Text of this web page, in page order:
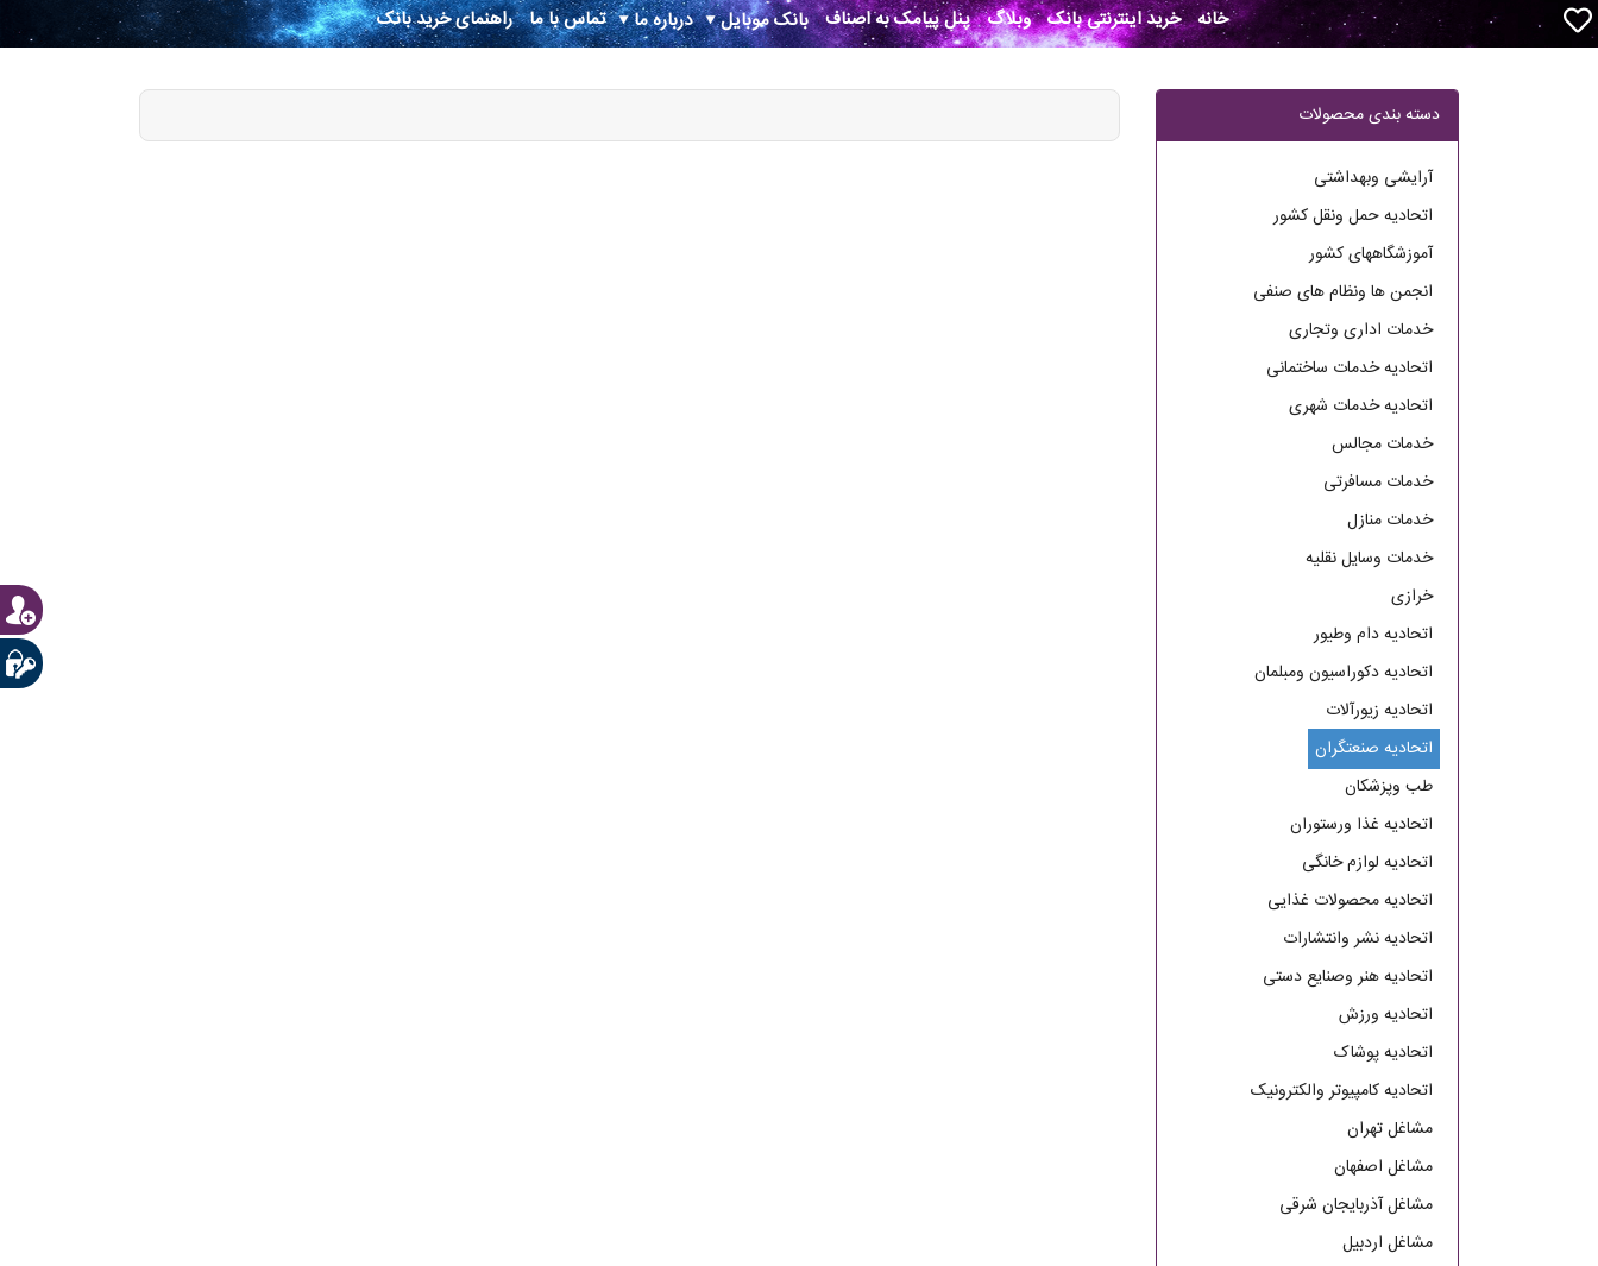
خانه خرید اینترنتی بانک وبلاگ پنل پیامک به اصناف بانک موبایل درباره ما تماس با ما راهنمای خرید بانک
دسته بندی محصولات
آرایشی وبهداشتی
اتحادیه حمل ونقل کشور
آموزشگاههای کشور
انجمن ها ونظام های صنفی
خدمات اداری وتجاری
اتحادیه خدمات ساختمانی
اتحادیه خدمات شهری
خدمات مجالس
خدمات مسافرتی
خدمات منازل
خدمات وسایل نقلیه
خرازی
اتحادیه دام وطیور
اتحادیه دکوراسیون ومبلمان
اتحادیه زیورآلات
اتحادیه صنعتگران
طب وپزشکان
اتحادیه غذا ورستوران
اتحادیه لوازم خانگی
اتحادیه محصولات غذایی
اتحادیه نشر وانتشارات
اتحادیه هنر وصنایع دستی
اتحادیه ورزش
اتحادیه پوشاک
اتحادیه کامپیوتر والکترونیک
مشاغل تهران
مشاغل اصفهان
مشاغل آذربایجان شرقی
مشاغل اردبیل